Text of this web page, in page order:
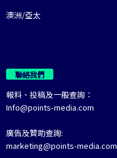
澳洲/亞太
聯絡我們
報料、投稿及一般查詢：
Info@points-media.com
廣告及贊助查詢:
marketing@points-media.com